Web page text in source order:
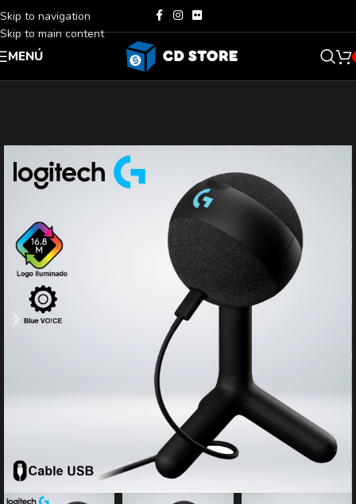
Skip to navigation
Skip to main content
MENÚ